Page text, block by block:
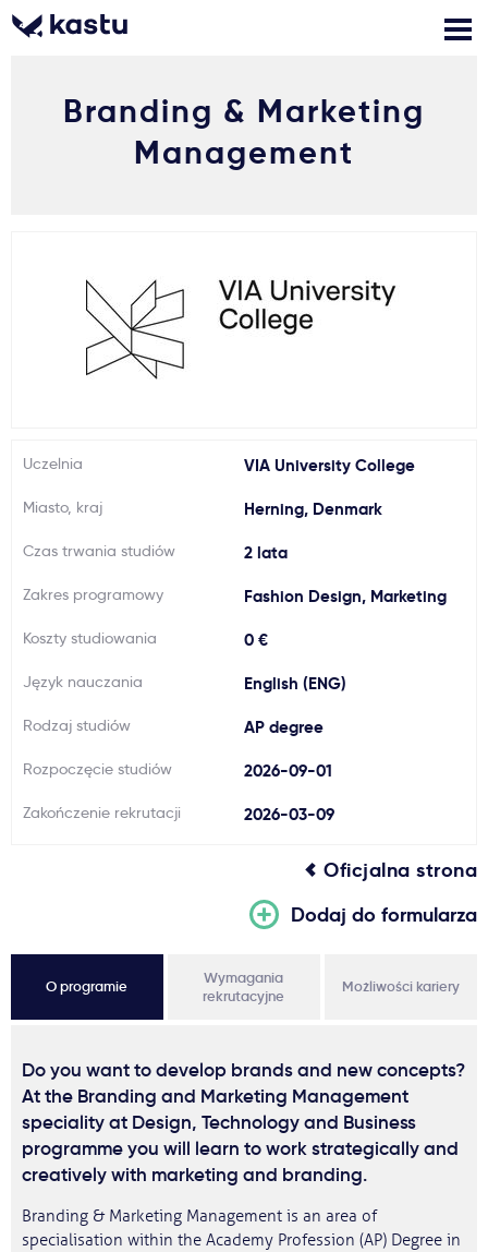
Zaloguj się
Formularz aplikacyjny
Zadzwoń Bezpłatne konsultacje Kontakt
Jak aplikować?
Ważne
Usługi
Dlaczego Kastu?
Aktualności
Branding & Marketing
Management
Uczelnia VIA University College
Miasto, kraj Herning, Denmark
Czas trwania studiów 2 lata
Zakres programowy Fashion Design, Marketing
Koszty studiowania 0 €
Język nauczania English (ENG)
Rodzaj studiów AP degree
Rozpoczęcie studiów 2026-09-01
Zakończenie rekrutacji 2026-03-09
Oficjalna strona
Dodaj do formularza
O programie
Wymagania
rekrutacyjne
Możliwości kariery
Do you want to develop brands and new concepts?
At the Branding and Marketing Management
speciality at Design, Technology and Business
programme you will learn to work strategically and
creatively with marketing and branding.
Branding & Marketing Management is an area of
specialisation within the Academy Profession (AP) Degree in